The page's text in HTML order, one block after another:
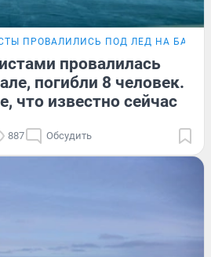
ПРОВАЛИЛИСЬ ПОД ЛЕД НА
провалилась
погибли 8 человек.
что известно сейчас
887 Обсудить